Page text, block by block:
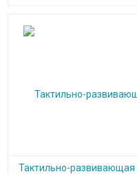
Тактильно-